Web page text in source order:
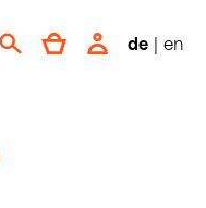
de | en